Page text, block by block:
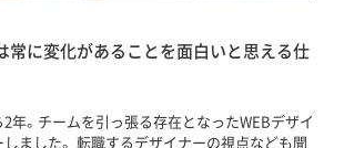
常に変化があることを面白いと思える仕
年。チームを引っ張る存在となったWEBデザイ
ました。 転職するデザイナーの視点なども聞